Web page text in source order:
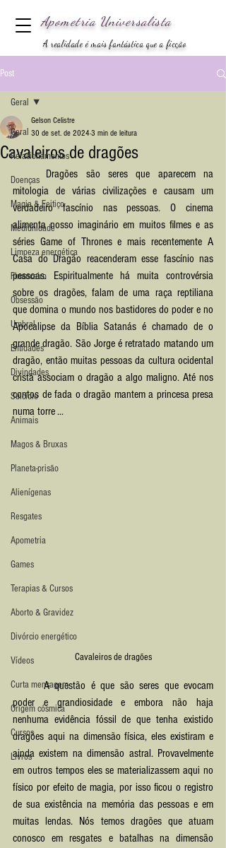
Apometria Universalista
A realidade é mais fantástica que a ficção
Post
Geral
Relacionamentos
Doenças
Magia & Feitiço
Mediunidade
Limpeza energética
Financeiro
Obsessão
Umbral
Entidades
Divindades
Suicídio
Animais
Magos & Bruxas
Planeta-prisão
Alienígenas
Resgates
Apometria
Games
Terapias & Cursos
Aborto & Gravidez
Divórcio energético
Vídeos
Curta mensagem
Origem cósmica
Cursos
Livros
Geral
Cavaleiros de dragões
Gelson Celistre
30 de set. de 2024 3 min de leitura
	Dragões são seres que aparecem na
mitologia de várias civilizações e causam um
verdadeiro fascínio nas pessoas. O cinema
alimenta nosso imaginário em muitos filmes e as
séries Game of Thrones e mais recentemente A
Casa do Dragão reacenderam esse fascínio nas
pessoas. Espiritualmente há muita controvérsia
sobre os dragões, falam de uma raça reptiliana
que domina o mundo nos bastidores do poder e no
Apocalipse da Bíblia Satanás é chamado de o
grande dragão. São Jorge é retratado matando um
dragão, então muitas pessoas da cultura ocidental
cristã associam o dragão a algo maligno. Até nos
contos de fada o dragão mantem a princesa presa
numa torre ...
Cavaleiros de dragões
	A questão é que são seres que evocam
poder e grandiosidade e embora não haja
nenhuma evidência fóssil de que tenha existido
dragões aqui na dimensão física, eles existiram e
ainda existem na dimensão astral. Provavelmente
em outros tempos eles se materializassem aqui no
físico por efeito de magia, por isso ficou o registro
de sua existência na memória das pessoas e em
muitas lendas. Nós temos dragões que atuam
conosco em resgates e batalhas na dimensão